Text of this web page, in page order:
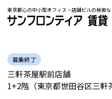
東京都心の中小型オフィス・店舗ビルの検索な
募集終了
三軒茶屋駅前店舗
1+2階（東京都世田谷区三軒